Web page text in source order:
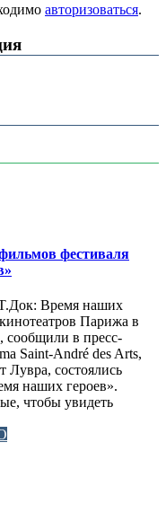
авторизоваться.
фестиваля
Время наших
Парижа в
сообщили в пресс-
Saint-André des Arts,
Лувра, состоялись
наших героев».
чтобы увидеть